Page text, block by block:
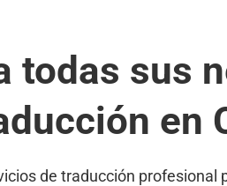
todas sus
en
de traducción profesional